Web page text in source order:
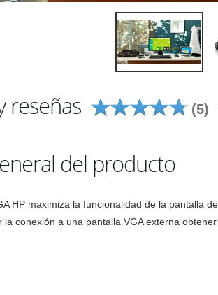
reseñas (5)
del producto
HP maximiza la funcionalidad de la pantalla
la conexión a una pantalla VGA externa